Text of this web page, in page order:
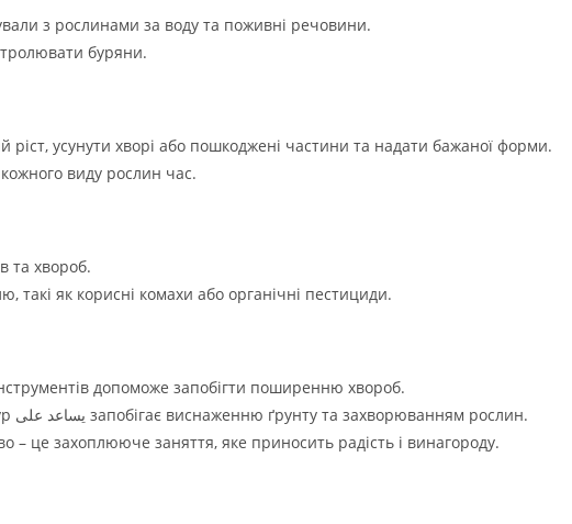
з рослинами за воду та поживні речовини.
буряни.
ріст, усунути хворі або пошкоджені частини та надати бажаної форми.
виду рослин час.
та хвороб.
такі як корисні комахи або органічні пестициди.
допоможе запобігти поширенню хвороб.
Зміна посівних культур يساعد على запобігає виснаженню ґрунту та захворюванням рослин.
– це захоплююче заняття, яке приносить радість і винагороду.